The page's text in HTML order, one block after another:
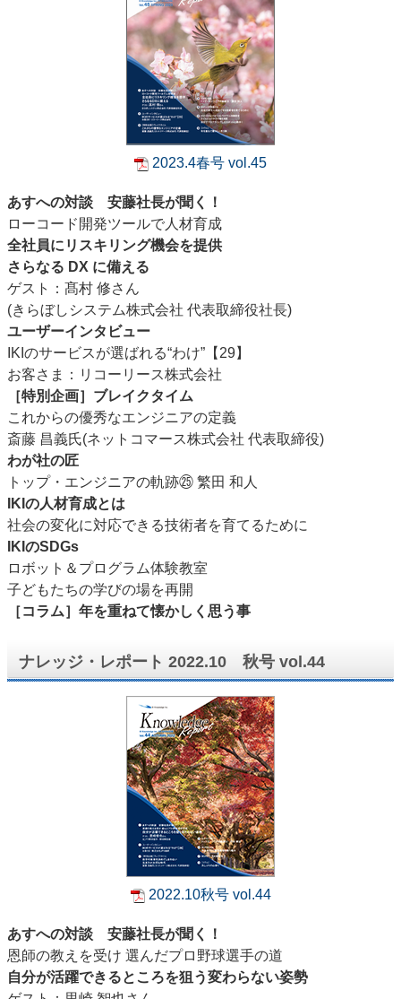
2023.4春号 vol.45
あすへの対談 安藤社長が聞く！
ローコード開発ツールで人材育成
全社員にリスキリング機会を提供
さらなる DX に備える
ゲスト：髙村 修さん
(きらぼしシステム株式会社 代表取締役社長)
ユーザーインタビュー
IKIのサービスが選ばれる“わけ”【29】
お客さま：リコーリース株式会社
［特別企画］ブレイクタイム
これからの優秀なエンジニアの定義
斎藤 昌義氏(ネットコマース株式会社 代表取締役)
わが社の匠
トップ・エンジニアの軌跡㉕ 繁田 和人
IKIの人材育成とは
社会の変化に対応できる技術者を育てるために
IKIのSDGs
ロボット＆プログラム体験教室
子どもたちの学びの場を再開
［コラム］年を重ねて懐かしく思う事
ナレッジ・レポート 2022.10 秋号 vol.44
2022.10秋号 vol.44
あすへの対談 安藤社長が聞く！
恩師の教えを受け 選んだプロ野球選手の道
自分が活躍できるところを狙う変わらない姿勢